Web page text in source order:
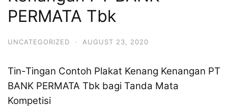
PERMATA Tbk
UNCATEGORIZED · AUGUST 23, 2020
Tin-Tingan Contoh Plakat Kenang Kenangan PT
BANK PERMATA Tbk bagi Tanda Mata
Kompetisi